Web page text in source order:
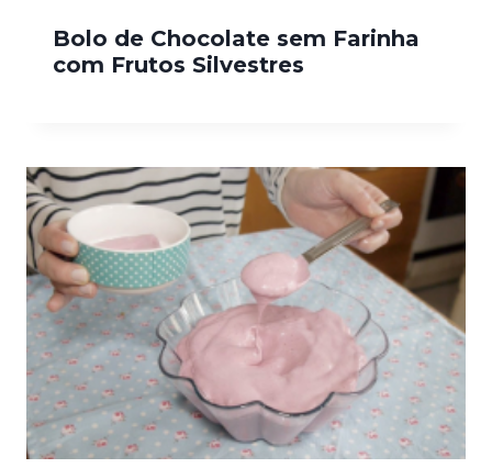
Bolo de Chocolate sem Farinha
com Frutos Silvestres